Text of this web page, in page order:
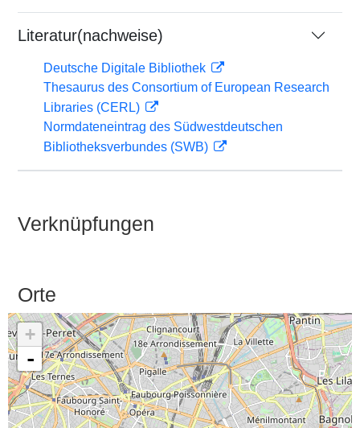
Literatur(nachweise)
Deutsche Digitale Bibliothek
Thesaurus des Consortium of European Research
Libraries (CERL)
Normdateneintrag des Südwestdeutschen
Bibliotheksverbundes (SWB)
Verknüpfungen
Orte
+
-